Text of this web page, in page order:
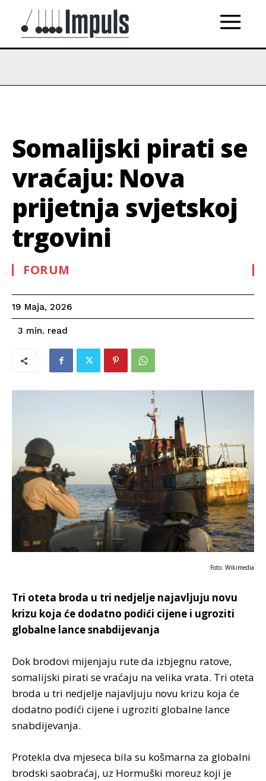
Somalijski pirati se
vraćaju: Nova
prijetnja svjetskoj
trgovini
FORUM
19 Maja, 2026
3 min. read
Foto: Wikimedia
Tri oteta broda u tri nedjelje najavljuju novu
krizu koja će dodatno podići cijene i ugroziti
globalne lance snabdijevanja
Dok brodovi mijenjaju rute da izbjegnu ratove,
somalijski pirati se vraćaju na velika vrata. Tri oteta
broda u tri nedjelje najavljuju novu krizu koja će
dodatno podići cijene i ugroziti globalne lance
snabdijevanja.
Protekla dva mjeseca bila su košmarna za globalni
brodski saobraćaj, uz Hormuški moreuz koji je